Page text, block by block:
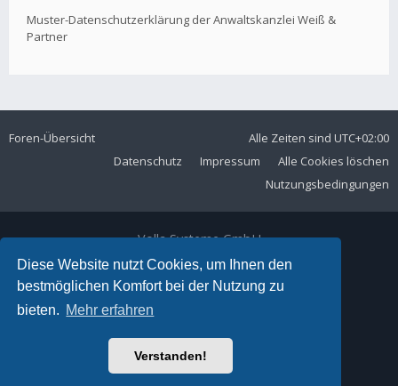
Diese Website nutzt Cookies, um Ihnen den
bestmöglichen Komfort bei der Nutzung zu
bieten. Mehr erfahren
Verstanden!
Muster-Datenschutzerklärung der Anwaltskanzlei Weiß &
Partner
Foren-Übersicht Alle Zeiten sind UTC+02:00
Alle Cookies löschen
Impressum
Datenschutz
Nutzungsbedingungen
Volla Systeme GmbH
Kölner Straße 102
42897 Remscheid
Telefon:+49 2191 59897 61
E-Mail:
Ariki Theme by